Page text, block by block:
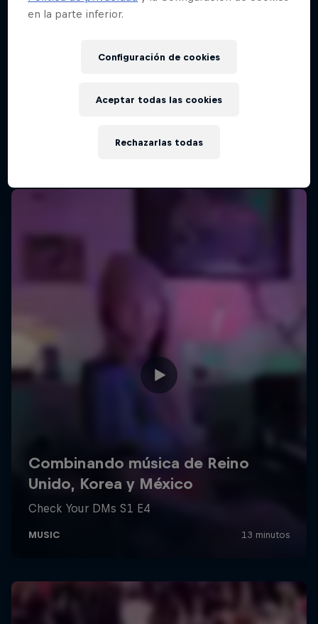
en la parte inferior.
Configuración de cookies
Rechazarlas todas
Aceptar todas las cookies